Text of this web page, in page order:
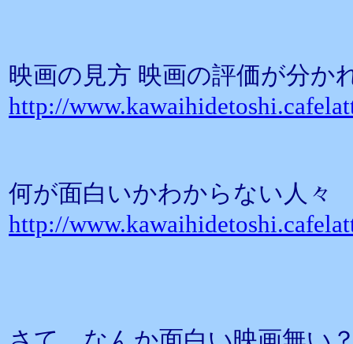
映画の見方 映画の評価が分か
http://
何が面白いかわからない人々
http://